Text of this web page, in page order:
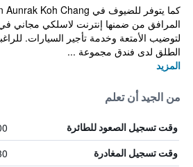
المرافق من ضمنها إنترنت لاسلكي مجاني في
لتوضيب الأمتعة وخدمة تأجير السيارات.
الطلق لدى فندق مجموعة ...
المزيد
من الجيد أن تعلم
وقت تسجيل الصعود للطائرة
وقت تسجيل المغادرة